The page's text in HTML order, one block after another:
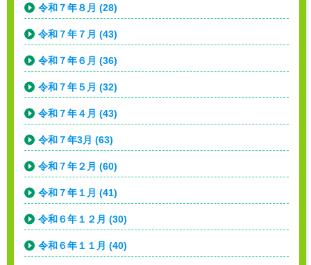
令和７年８月 (28)
令和７年７月 (43)
令和７年６月 (36)
令和７年５月 (32)
令和７年４月 (43)
令和７年3月 (63)
令和７年２月 (60)
令和７年１月 (41)
令和６年１２月 (30)
令和６年１１月 (40)